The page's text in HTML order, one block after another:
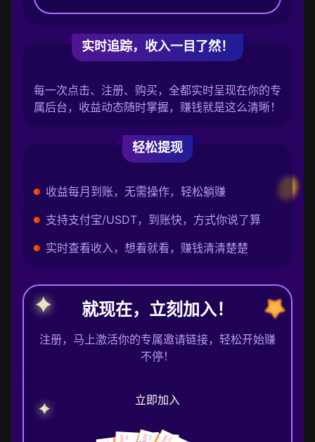
实时追踪，收入一目了然！
每一次点击、注册、购买，全都实时呈现在你的专
属后台，收益动态随时掌握，赚钱就是这么清晰！
轻松提现
收益每月到账，无需操作，轻松躺赚
支持支付宝/USDT，到账快，方式你说了算
实时查看收入，想看就看，赚钱清清楚楚
就现在，立刻加入！
注册，马上激活你的专属邀请链接，轻松开始赚
不停！
立即加入